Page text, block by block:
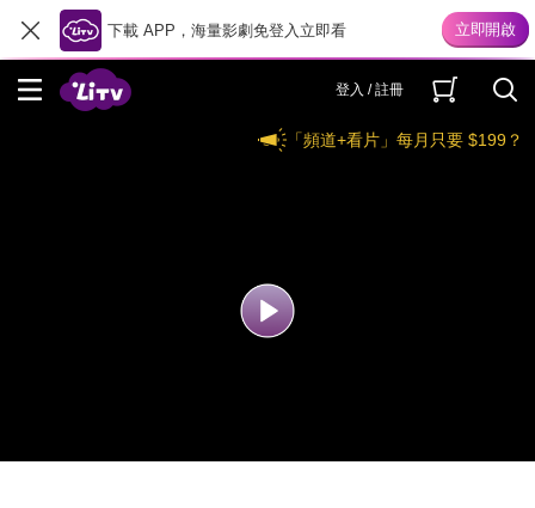
下載 APP，海量影劇免登入立即看
登入 / 註冊
「頻道+看片」每月只要 $199？